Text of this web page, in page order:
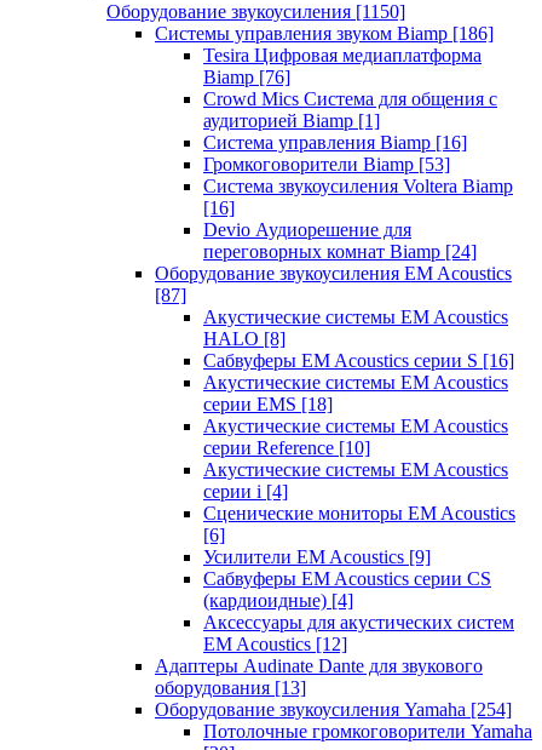
Оборудование звукоусиления [1150]
Системы управления звуком Biamp [186]
Tesira Цифровая медиаплатформа
Biamp [76]
Crowd Mics Система для общения с
аудиторией Biamp [1]
Система управления Biamp [16]
Громкоговорители Biamp [53]
Система звукоусиления Voltera Biamp
[16]
Devio Аудиорешение для
переговорных комнат Biamp [24]
Оборудование звукоусиления EM Acoustics
[87]
Акустические системы EM Acoustics
HALO [8]
Сабвуферы EM Acoustics серии S [16]
Акустические системы EM Acoustics
серии EMS [18]
Акустические системы EM Acoustics
серии Reference [10]
Акустические системы EM Acoustics
серии i [4]
Сценические мониторы EM Acoustics
[6]
Усилители EM Acoustics [9]
Сабвуферы EM Acoustics серии CS
(кардиоидные) [4]
Аксессуары для акустических систем
EM Acoustics [12]
Адаптеры Audinate Dante для звукового
оборудования [13]
Оборудование звукоусиления Yamaha [254]
Потолочные громкоговорители Yamaha